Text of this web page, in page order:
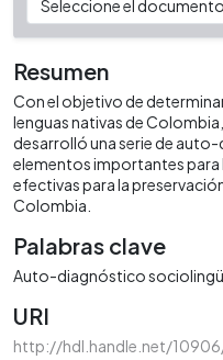
Resumen
Con el objetivo de
lenguas nativas de
desarrolló una serie de
elementos importantes
efectivas para la
Colombia.
Palabras clave
Auto-diagnóstico
URI
http://hdl.handle.net/